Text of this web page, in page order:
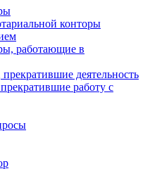
конторы
работающие в
деятельность
работу с